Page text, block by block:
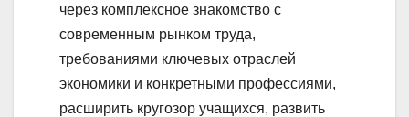
через комплексное знакомство с
современным рынком труда,
требованиями ключевых отраслей
экономики и конкретными профессиями,
расширить кругозор учащихся, развить